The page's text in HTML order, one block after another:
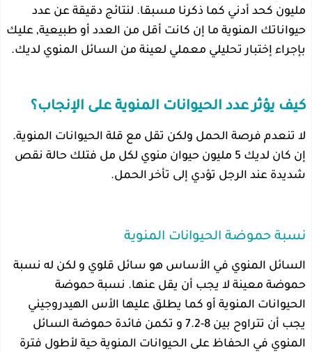
مليون كحد أدني كما ذكرنا مسبقا. لنتائج دقيقة عن عدد
حيواناتك المنوية ما إن كانت أقل من العدد أو طبيعية, عليك
بإجراء إختبار تحليلي معملي لعينة من السائل المنوي لديك.
كيف يؤثر عدد الحيوانات المنوية على الإنجاب؟
لا تنعدم فرصة الحمل ولكن تقل مع قلة الحيوانات المنوية.
إن كان لديك 5 مليون حيوان منوي لكل مل فتلك حالة نقص
شديدة عند الرجل تؤدي إلى تأخر الحمل.
نسبة حموضة الحيوانات المنوية
السائل المنوي في الأساس هو سائل قلوي و لكن له نسبة
حموضة معينة لا يجب أن يقل عنها. نسبة حموضة
الحيوانات المنوية أو كما يطلق عليها الأس الهيدروجيني
يجب أن تتراوح بين 8-7.2 و تكمن فائدة حموضة السائل
المنوي في الحفاظ على الحيوانات المنوية حية لأطول فترة